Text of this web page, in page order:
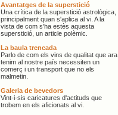
Avantatges de la superstició
Una crítica de la superstició astrològica,
principalment quan s'aplica al vi. A la
vista de com s'ha estès aquesta
superstició, un article polèmic.
La baula trencada
Parlo de com els vins de qualitat que ara
tenim al nostre país necessiten un
comerç i un transport que no els
malmetin.
Galeria de bevedors
Vint-i-sis caricatures d'actituds que
trobem en els aficionats al vi.